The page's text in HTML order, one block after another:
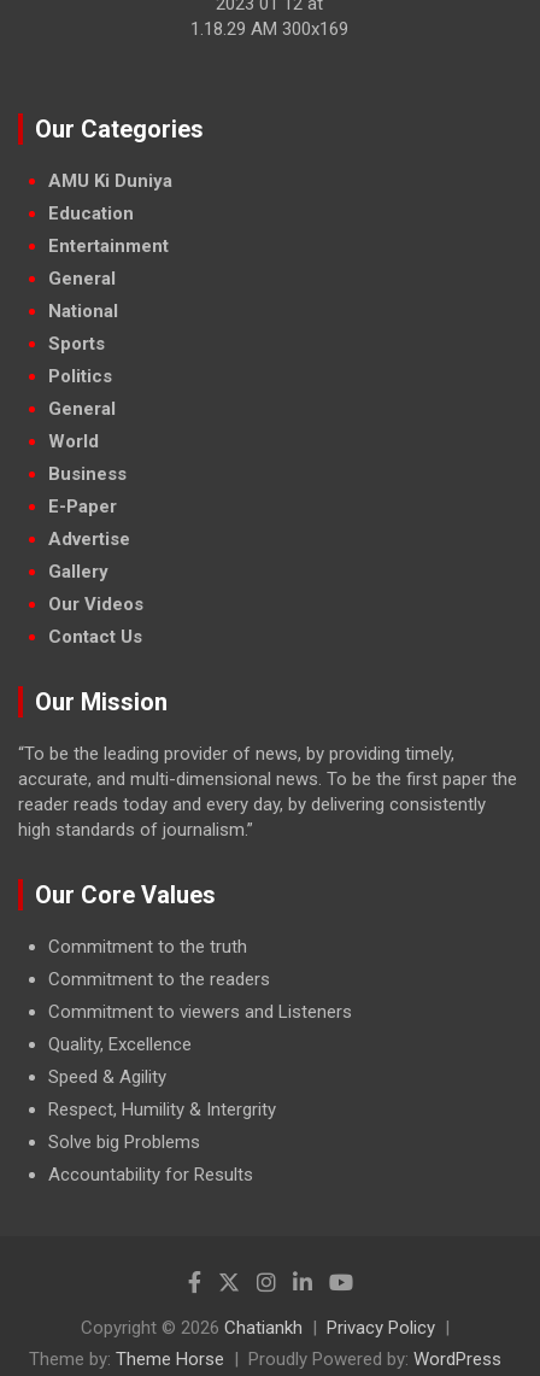
Our Categories
AMU Ki Duniya
Education
Entertainment
General
National
Sports
Politics
General
World
Business
E-Paper
Advertise
Gallery
Our Videos
Contact Us
Our Mission
“To be the leading provider of news, by providing timely,
accurate, and multi-dimensional news. To be the first paper the
reader reads today and every day, by delivering consistently
high standards of journalism.”
Our Core Values
Commitment to the truth
Commitment to the readers
Commitment to viewers and Listeners
Quality, Excellence
Speed & Agility
Respect, Humility & Intergrity
Solve big Problems
Accountability for Results
Copyright © 2026 Chatiankh
Privacy Policy
Theme by: Theme Horse Proudly Powered by: WordPress